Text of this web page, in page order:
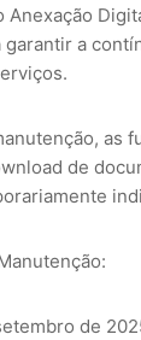
a
as
de
de